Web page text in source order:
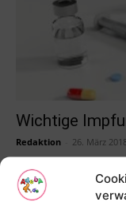
Wichtige
Redaktion 26. März